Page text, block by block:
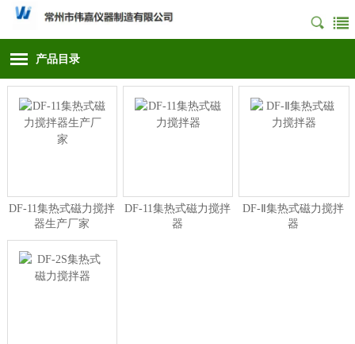
产品目录
DF-11集热式磁力搅拌
器生产厂家
DF-11集热式磁力搅拌
器
DF-Ⅱ集热式磁力搅拌
器